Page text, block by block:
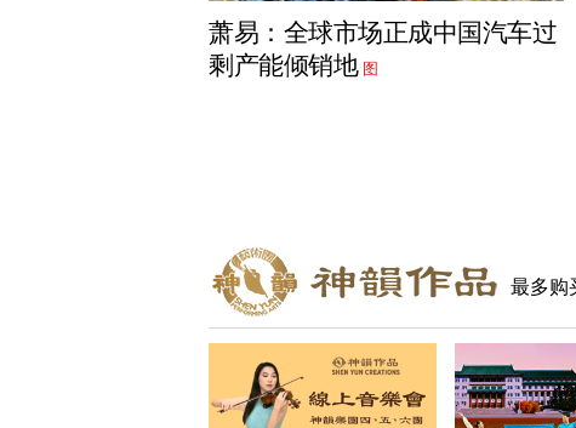
萧易：全球市场正成中国汽车过
剩产能倾销地 图
最多购